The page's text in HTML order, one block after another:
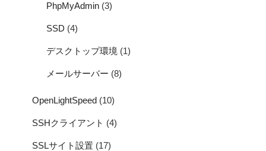
PhpMyAdmin (3)
SSD (4)
デスクトップ環境 (1)
メールサーバー (8)
OpenLightSpeed (10)
SSHクライアント (4)
SSLサイト設置 (17)